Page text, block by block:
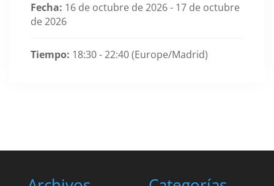
Fecha: 16 de octubre de 2026 - 17 de octubre
de 2026
Tiempo: 18:30 - 22:40(Europe/Madrid)